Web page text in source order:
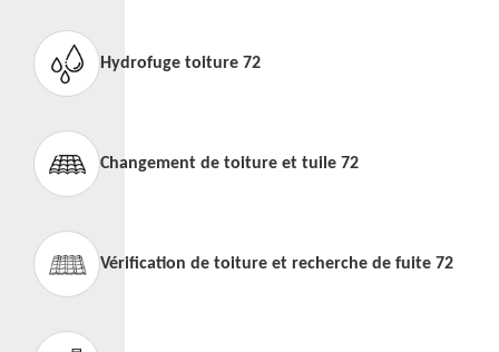
Hydrofuge toiture 72
Changement de toiture et tuile 72
Vérification de toiture et recherche de fuite 72